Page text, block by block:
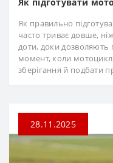
Як правильно
часто триває довше,
доти, доки дозволяють
момент, коли
зберігання й подбати
28.11.2025